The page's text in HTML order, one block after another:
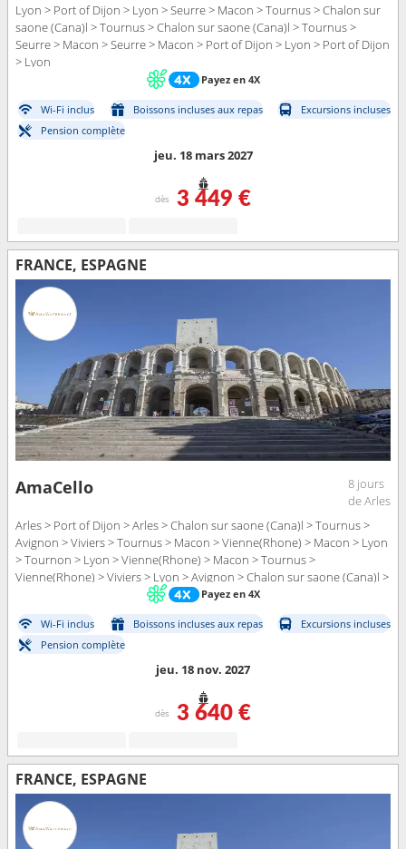
Lyon > Port of Dijon > Lyon > Seurre > Macon > Tournus > Chalon sur
saone (Cana)l > Tournus > Chalon sur saone (Cana)l > Tournus >
Seurre > Macon > Seurre > Macon > Port of Dijon > Lyon > Port of Dijon
> Lyon
Payez en 4X
Wi-Fi inclus Boissons incluses aux repas
Excursions incluses
Pension complète
jeu. 18 mars 2027
dès 3 449 €
FRANCE, ESPAGNE
AmaCello
8 jours
de Arles
Arles > Port of Dijon > Arles > Chalon sur saone (Cana)l > Tournus >
Avignon > Viviers > Tournus > Macon > Vienne(Rhone) > Macon > Lyon
> Tournon > Lyon > Vienne(Rhone) > Macon > Tournus >
Vienne(Rhone) > Viviers > Lyon > Avignon > Chalon sur saone (Cana)l >
Arles > Port of Dijon > Arles
Payez en 4X
Wi-Fi inclus Boissons incluses aux repas
Excursions incluses
Pension complète
jeu. 18 nov. 2027
dès 3 640 €
FRANCE, ESPAGNE